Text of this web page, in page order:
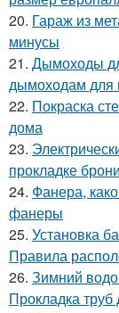
20. Гараж из
минусы
21. Дымоходы
дымоходам для
22. Покраска
дома
23.
прокладке
24. Фанера,
фанеры
25. Установка
Правила
26. Зимний
Прокладка